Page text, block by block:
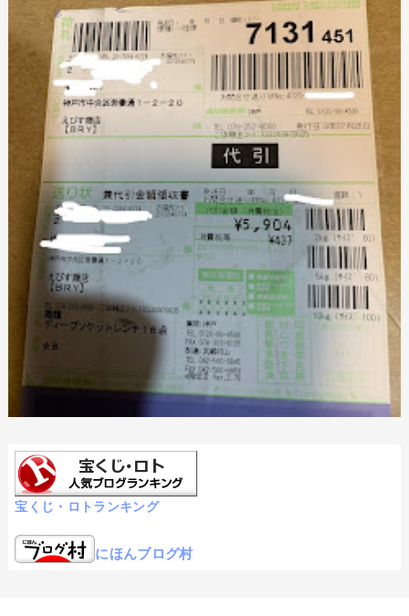
宝くじ・ロトランキング
にほんブログ村